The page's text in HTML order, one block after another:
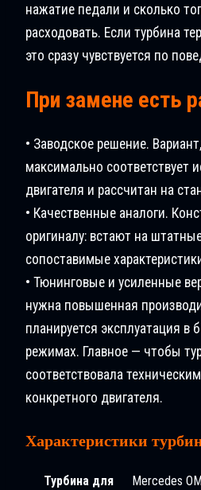
нажатие педали и сколько
расходовать. Если турбина
это сразу чувствуется по
При замене есть
• Заводское решение.
максимально соответствует
двигателя и рассчитан на
• Качественные аналоги.
оригиналу: встают на
сопоставимые
• Тюнинговые и усиленные
нужна повышенная
планируется эксплуатация в
режимах. Главное — чтобы
соответствовала
конкретного двигателя.
Характеристики
Турбина для Mercedes